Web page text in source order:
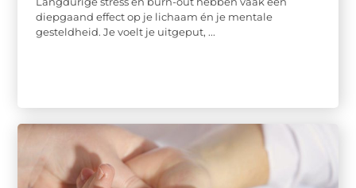
diepgaand effect op je lichaam én je mentale
gesteldheid. Je voelt je uitgeput, ...